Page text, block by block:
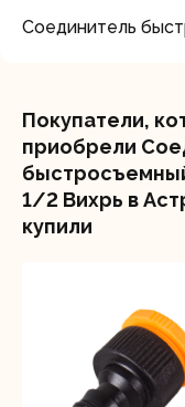
Соединитель
Покупатели,
приобрели
1/2 Вихрь в
купили